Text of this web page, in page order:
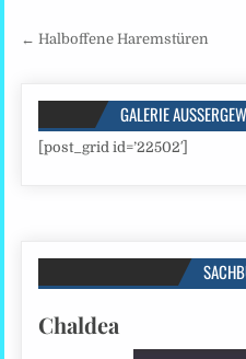
← Halboffene Haremstüren
GALERIE
[post_grid id=’22502′]
Chaldea